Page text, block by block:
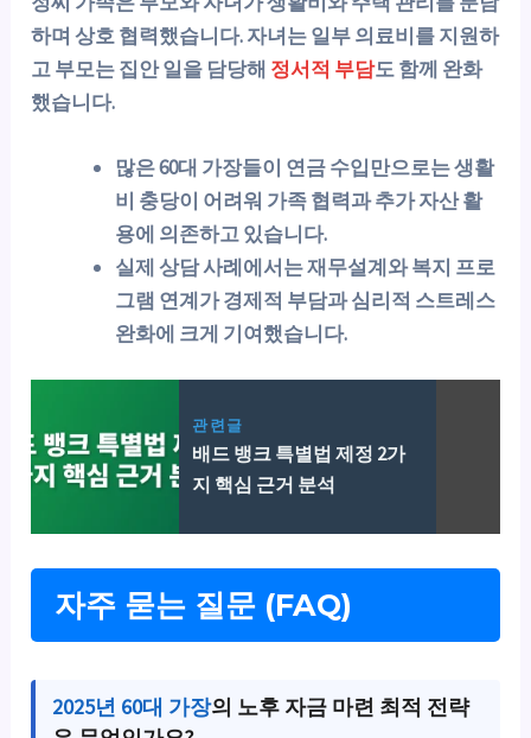
하며 상호 협력했습니다. 자녀는 일부 의료비를 지원하
고 부모는 집안 일을 담당해 정서적 부담도 함께 완화
했습니다.
많은 60대 가장들이 연금 수입만으로는 생활
비 충당이 어려워 가족 협력과 추가 자산 활
용에 의존하고 있습니다.
실제 상담 사례에서는 재무설계와 복지 프로
그램 연계가 경제적 부담과 심리적 스트레스
완화에 크게 기여했습니다.
관련글
배드 뱅크 특별법 제정 2가
지 핵심 근거 분석
자주 묻는 질문 (FAQ)
2025년 60대 가장의 노후 자금 마련 최적 전략